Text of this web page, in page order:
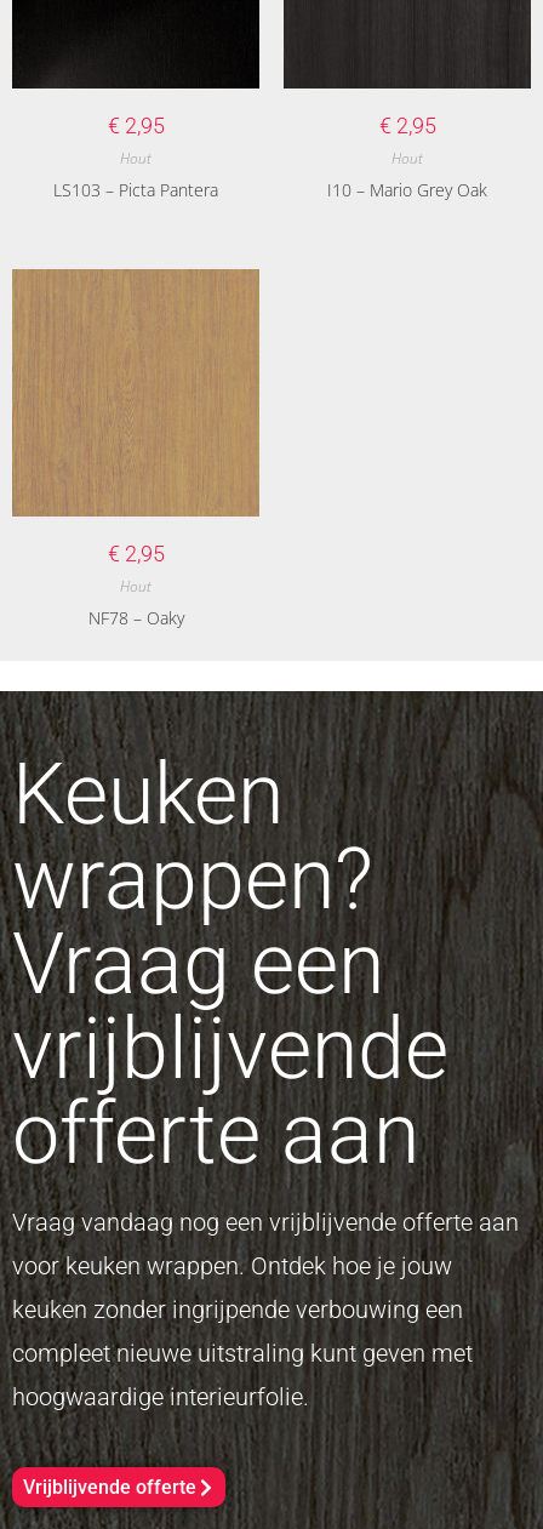
€ 2,95
Hout
LS103 – Picta Pantera
€ 2,95
Hout
I10 – Mario Grey Oak
€ 2,95
Hout
NF78 – Oaky
Keuken
wrappen?
Vraag een
vrijblijvende
offerte aan
Vraag vandaag nog een vrijblijvende offerte aan
voor keuken wrappen. Ontdek hoe je jouw
keuken zonder ingrijpende verbouwing een
compleet nieuwe uitstraling kunt geven met
hoogwaardige interieurfolie.
Vrijblijvende offerte